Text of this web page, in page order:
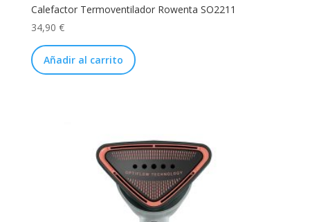
Calefactor Termoventilador Rowenta SO2211
34,90 €
Añadir al carrito